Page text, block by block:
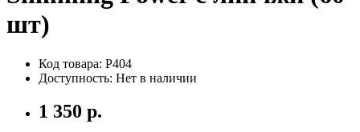
шт)
Код товара: P404
Доступность: Нет в наличии
1 350 р.